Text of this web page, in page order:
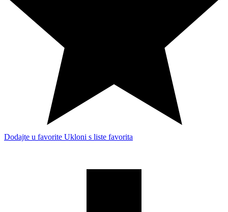
Dodajte u favorite Ukloni s liste favorita